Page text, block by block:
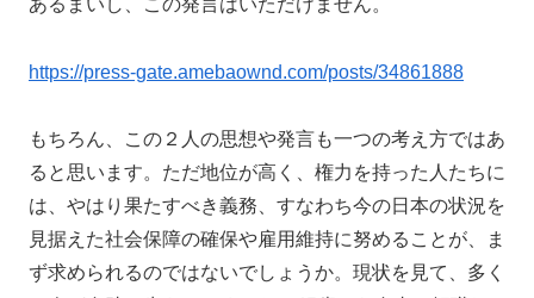
https://press-gate.amebaownd.com/posts/34861888
もちろん、この２人の思想や発言も一つの考え方ではあ
ると思います。ただ地位が高く、権力を持った人たちに
は、やはり果たすべき義務、すなわち今の日本の状況を
見据えた社会保障の確保や雇用維持に努めることが、ま
ず求められるのではないでしょうか。現状を見て、多く